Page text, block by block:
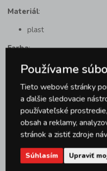
Materiál:
plast
Farba:
zelená
Použitie:
desiata dóza na
Údržba:
umývačka riadu
Rady a tipy
Používame
Tieto webové stránky
a ďalšie sledovacie
používateľské
obsah a reklamy,
stránok a zistiť zdroje
Súhlasím Upraviť